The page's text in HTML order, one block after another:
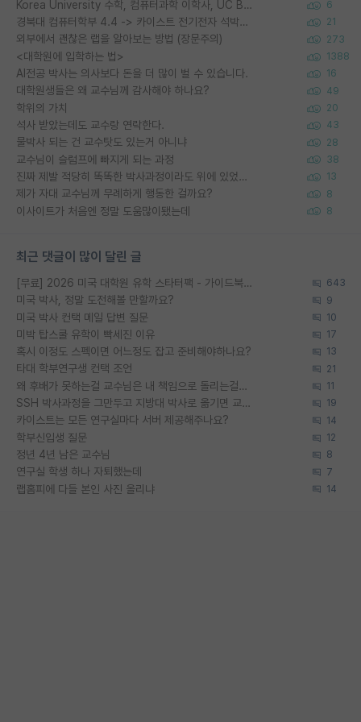
Korea University 수학, 컴퓨터과학 이학사, UC Berkeley 산업공학 대학원 공학박사가 되는 것은 쉽지 않겠죠? 6
경북대 컴퓨터학부 4.4 -> 카이스트 전기전자 석박사통합과정 합격 21
외부에서 괜찮은 랩을 알아보는 방법 (장문주의) 273
<대학원에 입학하는 법> 1388
AI전공 박사는 의사보다 돈을 더 많이 벌 수 있습니다. 16
대학원생들은 왜 교수님께 감사해야 하나요? 49
학위의 가치 20
석사 받았는데도 교수랑 연락한다. 43
물박사 되는 건 교수탓도 있는거 아니냐 28
교수님이 슬럼프에 빠지게 되는 과정 38
진짜 제발 적당히 똑똑한 박사과정이라도 위에 있었으면.. 13
제가 자대 교수님께 무례하게 행동한 걸까요? 8
이사이트가 처음엔 정말 도움많이됐는데 8
최근 댓글이 많이 달린 글
[무료] 2026 미국 대학원 유학 스타터팩 - 가이드북 & 합격자 컨택메일 템플릿 643
미국 박사, 정말 도전해볼 만할까요? 9
미국 박사 컨택 메일 답변 질문 10
미박 탑스쿨 유학이 빡세진 이유 17
혹시 이정도 스펙이면 어느정도 잡고 준비해야하나요? 13
타대 학부연구생 컨택 조언 21
왜 후배가 못하는걸 교수님은 내 책임으로 돌리는걸까요? 11
SSH 박사과정을 그만두고 지방대 박사로 옮기면 교수의 꿈은 끝일까요? 19
카이스트는 모든 연구실마다 서버 제공해주나요? 14
학부신입생 질문 12
정년 4년 남은 교수님 8
연구실 학생 하나 자퇴했는데 7
랩홈피에 다들 본인 사진 올리냐 14